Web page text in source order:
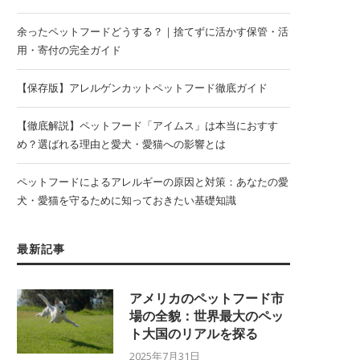
余ったペットフードどうする？｜捨てずに活かす保管・活
用・寄付の完全ガイド
【保存版】アレルゲンカットペットフード徹底ガイド
【徹底解説】ペットフード「アイムス」は本当におすす
め？選ばれる理由と愛犬・愛猫への影響とは
ペットフードによるアレルギーの原因と対策：あなたの愛
犬・愛猫を守るために知っておきたい基礎知識
最新記事
アメリカのペットフード市
場の全貌：世界最大のペッ
ト大国のリアルを探る
2025年7月31日